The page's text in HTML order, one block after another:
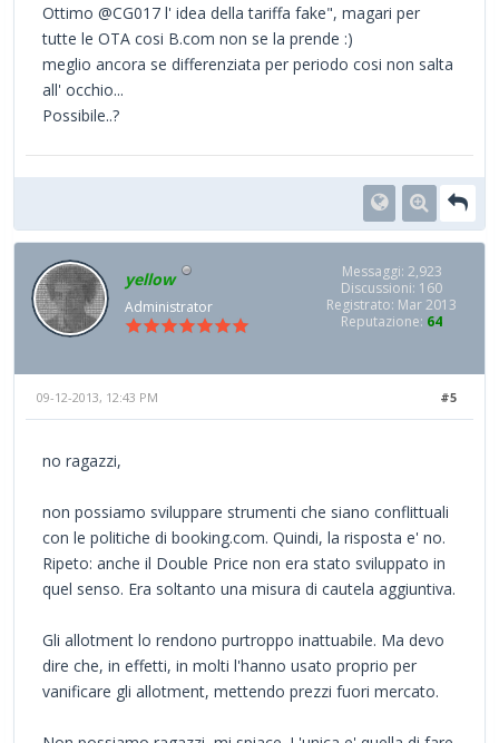
Ottimo @CG017 l' idea della tariffa fake", magari per
tutte le OTA cosi B.com non se la prende :)
meglio ancora se differenziata per periodo cosi non salta
all' occhio...
Possibile..?
yellow
Administrator
Messaggi: 2,923
Discussioni: 160
Registrato: Mar 2013
Reputazione: 64
#5
09-12-2013, 12:43 PM
no ragazzi,
non possiamo sviluppare strumenti che siano conflittuali
con le politiche di booking.com. Quindi, la risposta e' no.
Ripeto: anche il Double Price non era stato sviluppato in
quel senso. Era soltanto una misura di cautela aggiuntiva.
Gli allotment lo rendono purtroppo inattuabile. Ma devo
dire che, in effetti, in molti l'hanno usato proprio per
vanificare gli allotment, mettendo prezzi fuori mercato.